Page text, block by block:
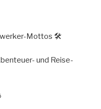
Mottos 🛠️
und Reise-